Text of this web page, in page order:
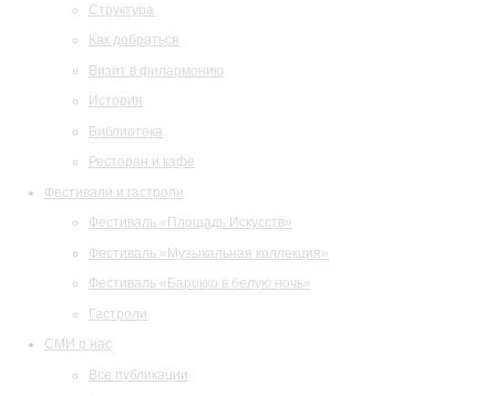
Структура
Как добраться
Визит в филармонию
История
Библиотека
Ресторан и кафе
Фестивали и гастроли
Фестиваль «Площадь Искусств»
Фестиваль «Музыкальная коллекция»
Фестиваль «Барокко в белую ночь»
Гастроли
СМИ о нас
Все публикации